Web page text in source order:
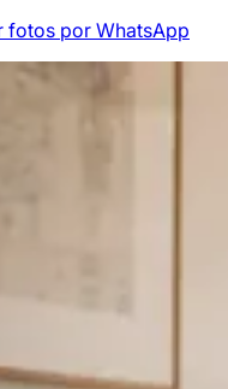
fotos por WhatsApp